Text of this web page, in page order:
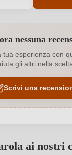
57, 31040
nessuna
tua esperienza con
gli altri nella
Scrivi una
ai nostri